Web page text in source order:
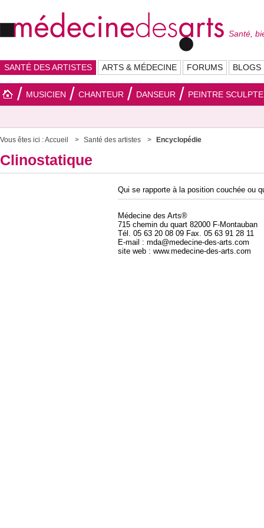
Santé,
SANTÉ DES ARTISTES ARTS & MÉDECINE FORUMS BLOGS
MUSICIEN CHANTEUR DANSEUR PEINTRE
Vous êtes ici :Accueil Santé des artistes Encyclopédie
Clinostatique
Qui se rapporte à la position couchée ou
Médecine des Arts®
715 chemin du quart 82000 F-Montauban
Tél. 05 63 20 08 09 Fax. 05 63 91 28 11
E-mail : mda@medecine-des-arts.com
site web : www.medecine-des-arts.com